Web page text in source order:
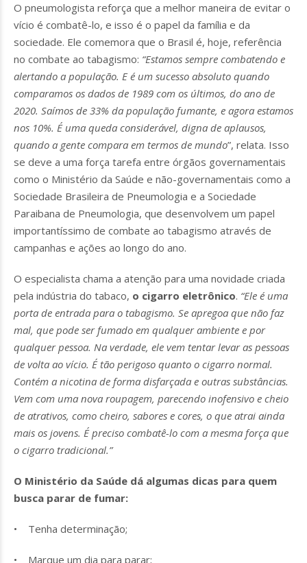
O pneumologista reforça que a melhor maneira de evitar o
vício é combatê-lo, e isso é o papel da família e da
sociedade. Ele comemora que o Brasil é, hoje, referência
no combate ao tabagismo: “Estamos sempre combatendo e
alertando a população. E é um sucesso absoluto quando
comparamos os dados de 1989 com os últimos, do ano de
2020. Saímos de 33% da população fumante, e agora estamos
nos 10%. É uma queda considerável, digna de aplausos,
quando a gente compara em termos de mundo”, relata. Isso
se deve a uma força tarefa entre órgãos governamentais
como o Ministério da Saúde e não-governamentais como a
Sociedade Brasileira de Pneumologia e a Sociedade
Paraibana de Pneumologia, que desenvolvem um papel
importantíssimo de combate ao tabagismo através de
campanhas e ações ao longo do ano.
O especialista chama a atenção para uma novidade criada
pela indústria do tabaco, o cigarro eletrônico. “Ele é uma
porta de entrada para o tabagismo. Se apregoa que não faz
mal, que pode ser fumado em qualquer ambiente e por
qualquer pessoa. Na verdade, ele vem tentar levar as pessoas
de volta ao vício. É tão perigoso quanto o cigarro normal.
Contém a nicotina de forma disfarçada e outras substâncias.
Vem com uma nova roupagem, parecendo inofensivo e cheio
de atrativos, como cheiro, sabores e cores, o que atrai ainda
mais os jovens. É preciso combatê-lo com a mesma força que
o cigarro tradicional.”
O Ministério da Saúde dá algumas dicas para quem
busca parar de fumar:
• Tenha determinação;
• Marque um dia para parar;